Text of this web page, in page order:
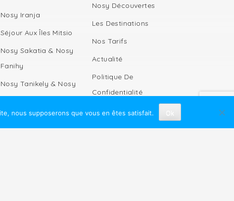
Nosy Iranja
Séjour Aux Îles Mitsio
Nosy Sakatia & Nosy
Fanihy
Nosy Tanikely & Nosy
Komba
Côte Nord-Ouest De
Nosy Découvertes
Les Destinations
Nos Tarifs
Actualité
Politique De
Confidentialité
nous supposerons que vous en êtes satisfait.